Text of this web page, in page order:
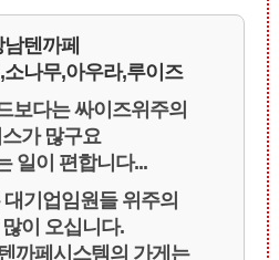
남텐까페
나무,아우라,루이즈
보다는 싸이즈위주의
가 많구요
일이 편합니다...
기업임원들 위주의
이 오십니다.
까페시스템의 가게는